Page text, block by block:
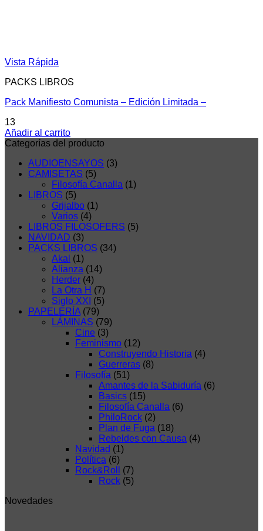
Vista Rápida
PACKS LIBROS
Pack Manifiesto Comunista – Edición Limitada –
13
Añadir al carrito
Categorías del producto
AUDIOENSAYOS (3)
CAMISETAS (5)
Filosofía Canalla (1)
LIBROS (5)
Grijalbo (1)
Varios (4)
LIBROS FILOSOFERS (5)
NAVIDAD (3)
PACKS LIBROS (34)
Akal (1)
Alianza (14)
Herder (4)
La Otra H (7)
Siglo XXI (5)
PAPELERÍA (79)
LÁMINAS (79)
Cine (3)
Feminismo (12)
Construyendo Historia (4)
Guerreras (8)
Filosofía (51)
Amantes de la Sabiduría (6)
Basics (15)
Filosofía Canalla (6)
PhiloRock (2)
Plan de Fuga (18)
Rebeldes con Causa (4)
Navidad (1)
Política (6)
Rock&Roll
(7)
Rock (5)
Novedades